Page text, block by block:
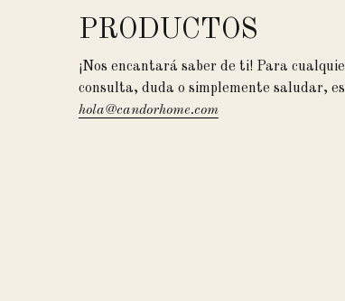
PRODUCTOS
¡Nos encantará saber de ti! Para
consulta, duda o simplemente saludar,
hola@candorhome.com